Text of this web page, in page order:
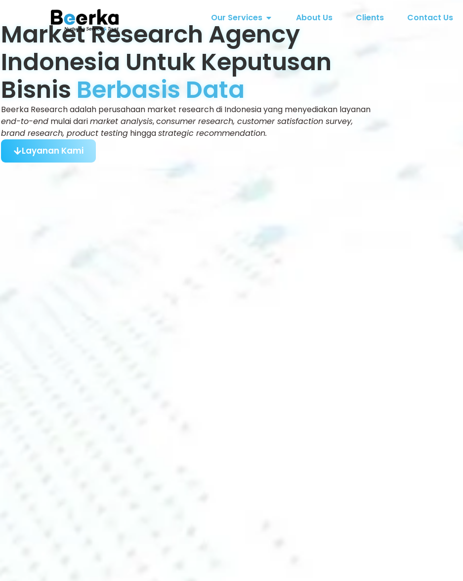
Our Services About Us Clients Contact Us
Market Research Agency
Indonesia Untuk Keputusan
Bisnis Berbasis Data
Beerka Research adalah perusahaan market research di Indonesia yang menyediakan layanan
end-to-end mulai darimarket analysis, consumer research, customer satisfaction survey,
brand research, product testing hinggastrategic recommendation.
Layanan Kami